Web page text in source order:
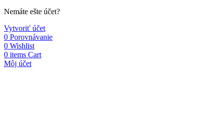
Nemáte ešte účet?
Vytvoriť účet
0 Porovnávanie
0 Wishlist
0 items Cart
Môj účet